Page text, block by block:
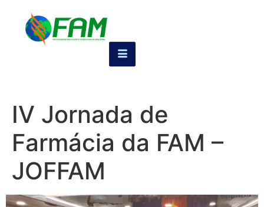
IV Jornada de
Farmácia da FAM –
JOFFAM